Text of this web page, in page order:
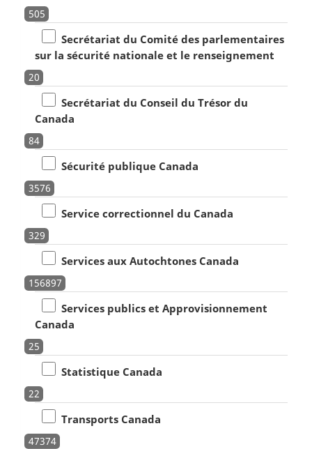
505
Secrétariat du Comité des parlementaires
sur la sécurité nationale et le renseignement
20
Secrétariat du Conseil du Trésor du
Canada
84
Sécurité publique Canada
3576
Service correctionnel du Canada
329
Services aux Autochtones Canada
156897
Services publics et Approvisionnement
Canada
25
Statistique Canada
22
Transports Canada
47374